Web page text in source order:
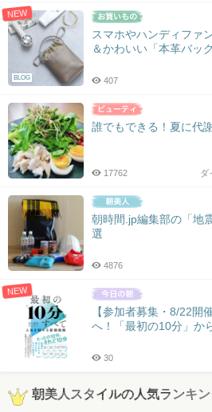
NEW
BLOG
スマホやハンディファ
＆かわいい「本革バッグ
407
誰でもできる！夏に代
ダ
17762
朝時間.jp編集部の「地
選
4876
NEW
【参加者募集・8/22開
へ！「最初の10分」か
30
朝美人スタイルの人気ランキ